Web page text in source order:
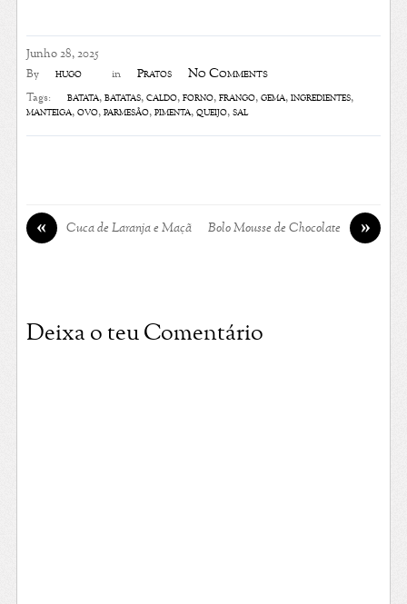
Junho 28, 2025
By hugo in Pratos No Comments
Tags: batata,batatas,caldo,forno,frango,gema,ingredientes,
manteiga,ovo,parmesão,pimenta,queijo,sal
« Cuca de Laranja e Maçã »
Bolo Mousse de Chocolate
Deixa o teu Comentário